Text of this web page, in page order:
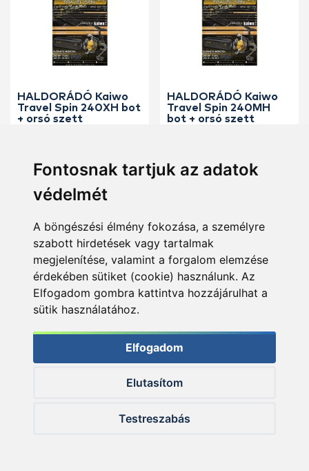
Fontosnak tartjuk az adatok
védelmét
A böngészési élmény fokozása, a személyre
szabott hirdetések vagy tartalmak
megjelenítése, valamint a forgalom elemzése
érdekében sütiket (cookie) használunk. Az
Elfogadom gombra kattintva hozzájárulhat a
sütik használatához.
Elfogadom
Elutasítom
Testreszabás
HALDORÁDÓ Kaiwo
Travel Spin 240XH bot
+ orsó szett
Ajánlatot kérek
HALDORÁDÓ Kaiwo
Travel Spin 240MH
bot + orsó szett
KIEMELT AJÁNLATOK
+300